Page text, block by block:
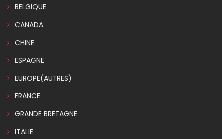
BELGIQUE
CANADA
CHINE
ESPAGNE
EUROPE(AUTRES)
FRANCE
GRANDE BRETAGNE
ITALIE